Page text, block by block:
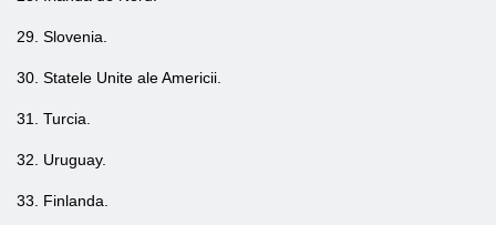
29. Slovenia.
30. Statele Unite ale Americii.
31. Turcia.
32. Uruguay.
33. Finlanda.